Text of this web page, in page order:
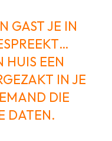
GAST JE IN
HUIS EEN
IN JE
DIE
DATEN.